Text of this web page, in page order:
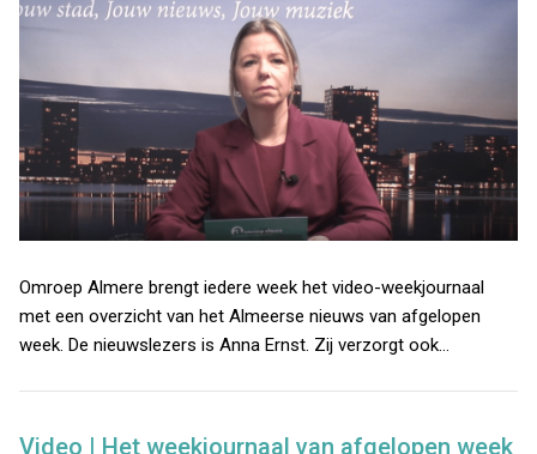
Omroep Almere brengt iedere week het video-weekjournaal
met een overzicht van het Almeerse nieuws van afgelopen
week. De nieuwslezers is Anna Ernst. Zij verzorgt ook…
Video | Het weekjournaal van afgelopen week